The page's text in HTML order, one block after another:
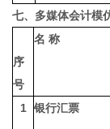
七、 多媒体会计模
序
号
名 称
1 银行汇票